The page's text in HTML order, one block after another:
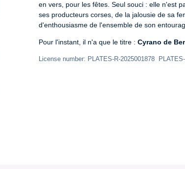
en vers, pour les fêtes. Seul souci : elle n'est
ses producteurs corses, de la jalousie de sa
d'enthousiasme de l'ensemble de son
Pour l'instant, il n'a que le titre : Cyrano de
License number: PLATES-R-2025001878